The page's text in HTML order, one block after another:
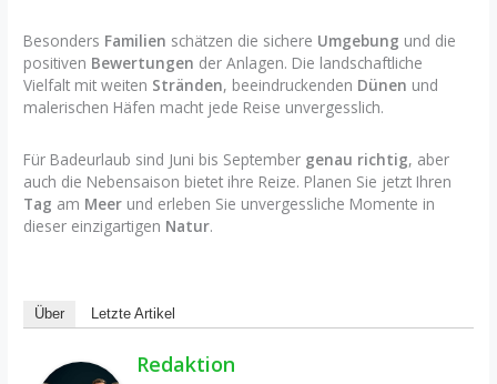
Besonders Familien schätzen die sichere Umgebung und die
positiven Bewertungen der Anlagen. Die landschaftliche
Vielfalt mit weiten Stränden, beeindruckenden Dünen und
malerischen Häfen macht jede Reise unvergesslich.
Für Badeurlaub sind Juni bis September genau richtig, aber
auch die Nebensaison bietet ihre Reize. Planen Sie jetzt Ihren
Tag am Meer und erleben Sie unvergessliche Momente in
dieser einzigartigen Natur.
Über Letzte Artikel
Redaktion